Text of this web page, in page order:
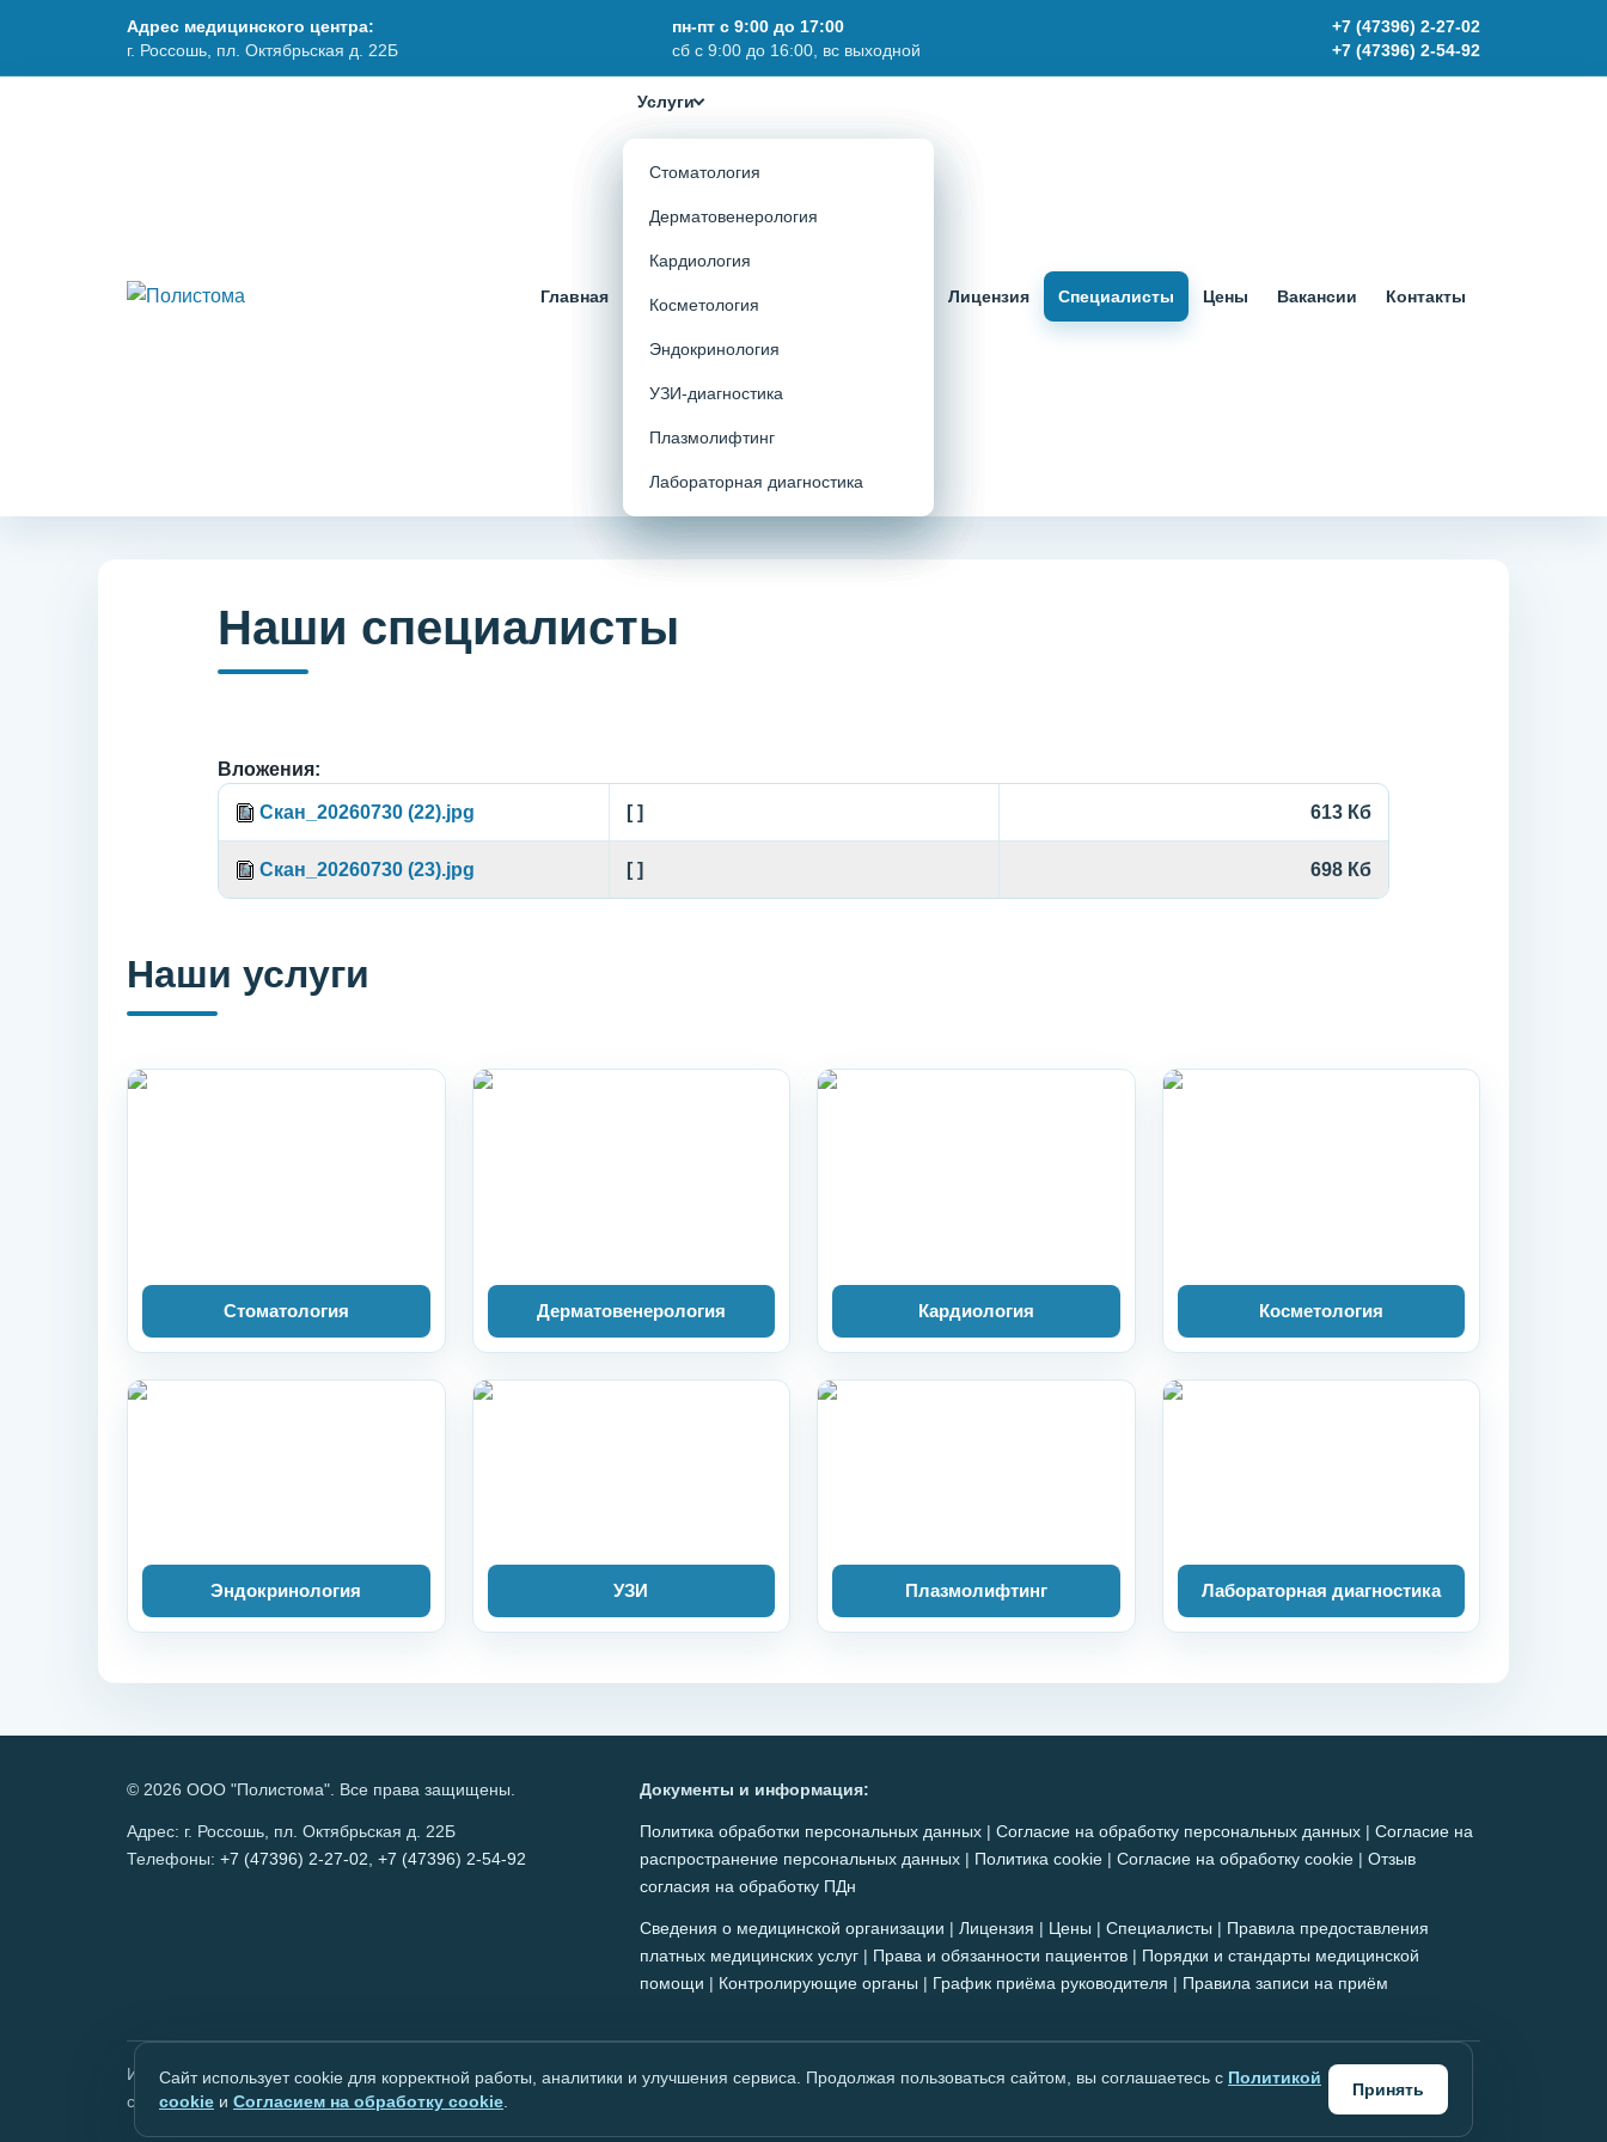
Адрес медицинского центра:
г. Россошь, пл. Октябрьская д. 22Б
пн-пт с 9:00 до 17:00
сб с 9:00 до 16:00, вс выходной
+7 (47396) 2-27-02
+7 (47396) 2-54-92
Главная
Услуги
Стоматология
Дерматовенерология
Кардиология
Косметология
Эндокринология
УЗИ-диагностика
Плазмолифтинг
Лабораторная диагностика
Лицензия Специалисты Цены Вакансии Контакты
Наши специалисты
Вложения:
Скан_20260730 (22).jpg [ ] 613 Кб
Скан_20260730 (23).jpg [ ] 698 Кб
Наши услуги
Стоматология Дерматовенерология Кардиология Косметология
Эндокринология УЗИ Плазмолифтинг Лабораторная диагностика
© 2026 ООО "Полистома". Все права защищены.
Адрес: г. Россошь, пл. Октябрьская д. 22Б
Телефоны: +7 (47396) 2-27-02 +7 (47396) 2-54-92
Документы и информация:
Политика обработки персональных данных |Согласие на обработку персональных данных |Согласие на
распространение персональных данных | Политика cookie |Согласие на обработку cookie |Отзыв
согласия на обработку ПДн
Сведения о медицинской организации | Лицензия | Цены |Специалисты | Правила предоставления
платных медицинских услуг | Права и обязанности пациентов | Порядки и стандарты медицинской
помощи | Контролирующие органы | График приёма руководителя | Правила записи на приём
Информация, размещённая на сайте, носит справочный характер и не является публичной офертой. Имеются противопоказания, необходима консультация
специалиста.
Сайт использует cookie для корректной работы, аналитики и улучшения сервиса. Продолжая пользоваться сайтом, вы соглашаетесь с Политикой
cookie и Согласием на обработку cookie
Принять